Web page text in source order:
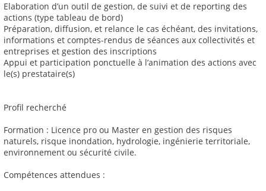
Elaboration d’un outil de gestion, de suivi et de reporting des
actions (type tableau de bord)
Préparation, diffusion, et relance le cas échéant, des invitations,
informations et comptes-rendus de séances aux collectivités et
entreprises et gestion des inscriptions
Appui et participation ponctuelle à l’animation des actions avec
le(s) prestataire(s)
Profil recherché
Formation : Licence pro ou Master en gestion des risques
naturels, risque inondation, hydrologie, ingénierie territoriale,
environnement ou sécurité civile.
Compétences attendues :